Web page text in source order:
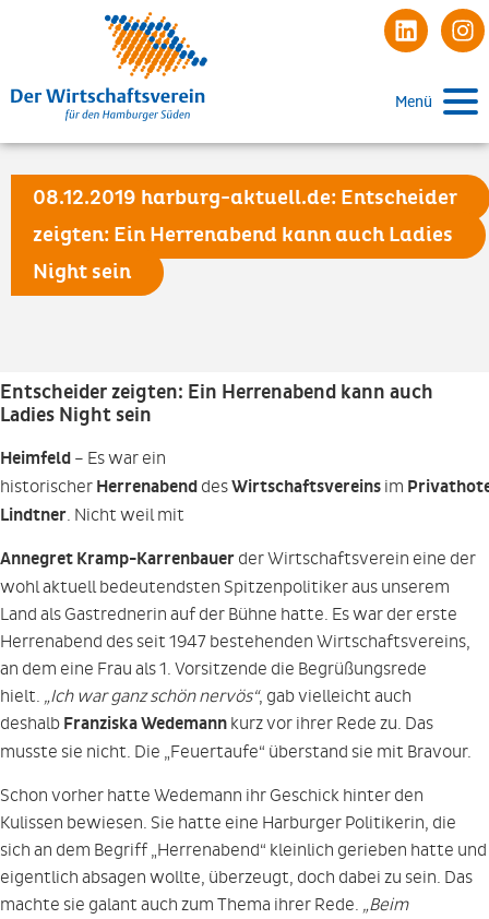
Menü
08.12.2019 harburg-aktuell.de: Entscheider
zeigten: Ein Herrenabend kann auch Ladies
Night sein
Entscheider zeigten: Ein Herrenabend kann auch
Ladies Night sein
Heimfeld – Es war ein
historischer Herrenabend desWirtschaftsvereins im
Lindtner. Nicht weil mit
Annegret Kramp-Karrenbauer der Wirtschaftsverein eine der
wohl aktuell bedeutendsten Spitzenpolitiker aus unserem
Land als Gastrednerin auf der Bühne hatte. Es war der erste
Herrenabend des seit 1947 bestehenden Wirtschaftsvereins,
an dem eine Frau als 1. Vorsitzende die Begrüßungsrede
hielt. „Ich war ganz schön nervös“, gab vielleicht auch
deshalb Franziska Wedemann kurz vor ihrer Rede zu. Das
musste sie nicht. Die „Feuertaufe“ überstand sie mit Bravour.
Schon vorher hatte Wedemann ihr Geschick hinter den
Kulissen bewiesen. Sie hatte eine Harburger Politikerin, die
sich an dem Begriff „Herrenabend“ kleinlich gerieben hatte und
eigentlich absagen wollte, überzeugt, doch dabei zu sein. Das
machte sie galant auch zum Thema ihrer Rede. „Beim